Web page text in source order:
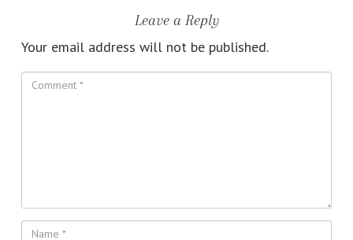
Leave a Reply
Your email address will not be published.